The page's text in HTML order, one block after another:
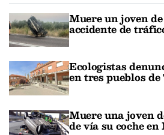
Muere un joven
accidente de
Ecologistas
en tres pueblos de
Muere una joven
de vía su coche